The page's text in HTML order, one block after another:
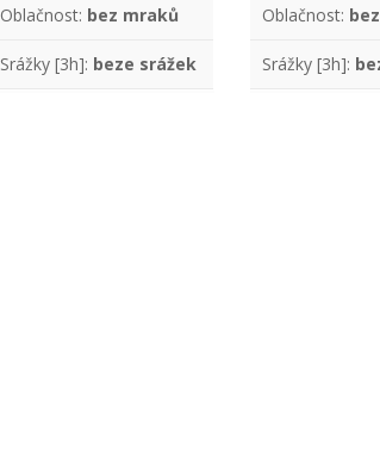
Oblačnost: bez mraků
Srážky [3h]: beze srážek
Oblačnost:
Srážky [3h]: